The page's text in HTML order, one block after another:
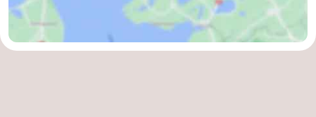
Residentie
Texel
Villapark
Vogelmient
Hôtels
Last